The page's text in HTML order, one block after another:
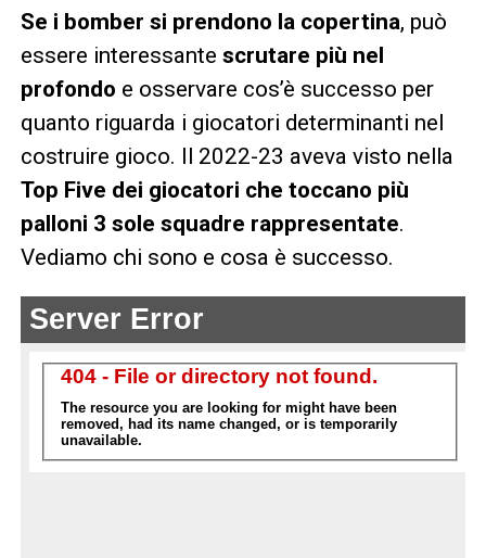
Se i bomber si prendono la copertina, può
essere interessante scrutare più nel
profondo e osservare cos’è successo per
quanto riguarda i giocatori determinanti nel
costruire gioco. Il 2022-23 aveva visto nella
Top Five dei giocatori che toccano più
palloni 3 sole squadre rappresentate.
Vediamo chi sono e cosa è successo.